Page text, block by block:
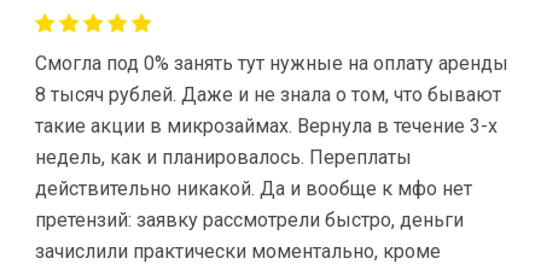
Смогла под 0% занять тут нужные на оплату аренды
8 тысяч рублей. Даже и не знала о том, что бывают
такие акции в микрозаймах. Вернула в течение 3-х
недель, как и планировалось. Переплаты
действительно никакой. Да и вообще к мфо нет
претензий: заявку рассмотрели быстро, деньги
зачислили практически моментально, кроме